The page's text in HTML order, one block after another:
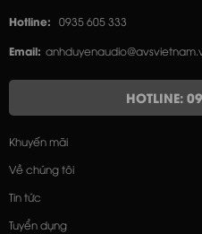
Hotline: 0935 605 333
Email:
HOTLINE:
Khuyến mãi
Về chúng tôi
Tin tức
Tuyển dụng